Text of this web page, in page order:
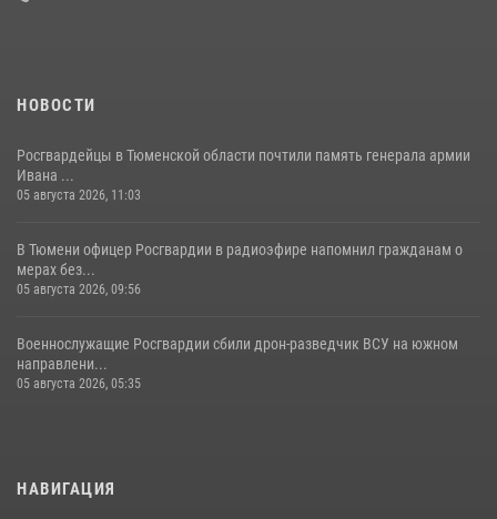
НОВОСТИ
Росгвардейцы в Тюменской области почтили память генерала армии
Ивана ...
05 августа 2026, 11:03
В Тюмени офицер Росгвардии в радиоэфире напомнил гражданам о
мерах без...
05 августа 2026, 09:56
Военнослужащие Росгвардии сбили дрон-разведчик ВСУ на южном
направлени...
05 августа 2026, 05:35
НАВИГАЦИЯ